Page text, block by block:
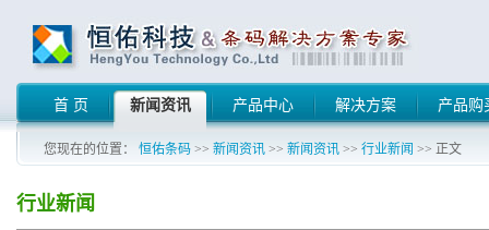
首 页 新闻资讯 产品中心 解决方案 产品购
您现在的位置： 恒佑条码 >> 新闻资讯 >> 新闻资讯 >> 行业新闻 >> 正文
行业新闻